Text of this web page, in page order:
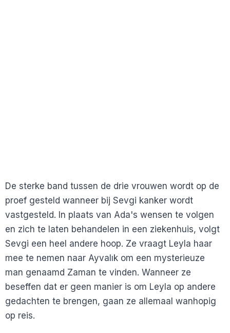
De sterke band tussen de drie vrouwen wordt op de
proef gesteld wanneer bij Sevgi kanker wordt
vastgesteld. In plaats van Ada's wensen te volgen
en zich te laten behandelen in een ziekenhuis, volgt
Sevgi een heel andere hoop. Ze vraagt Leyla haar
mee te nemen naar Ayvalık om een mysterieuze
man genaamd Zaman te vinden. Wanneer ze
beseffen dat er geen manier is om Leyla op andere
gedachten te brengen, gaan ze allemaal wanhopig
op reis.